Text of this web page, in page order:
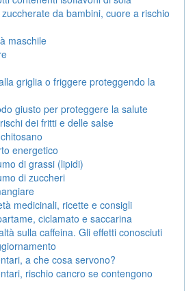
da bambini, cuore a rischio
maschile
griglia o friggere proteggendo la
giusto per proteggere la salute
dei fritti e delle salse
energetico
di grassi (lipidi)
di zuccheri
medicinali, ricette e consigli
ciclamato e saccarina
sulla caffeina. Gli effetti conosciuti
a che cosa servono?
rischio cancro se contengono